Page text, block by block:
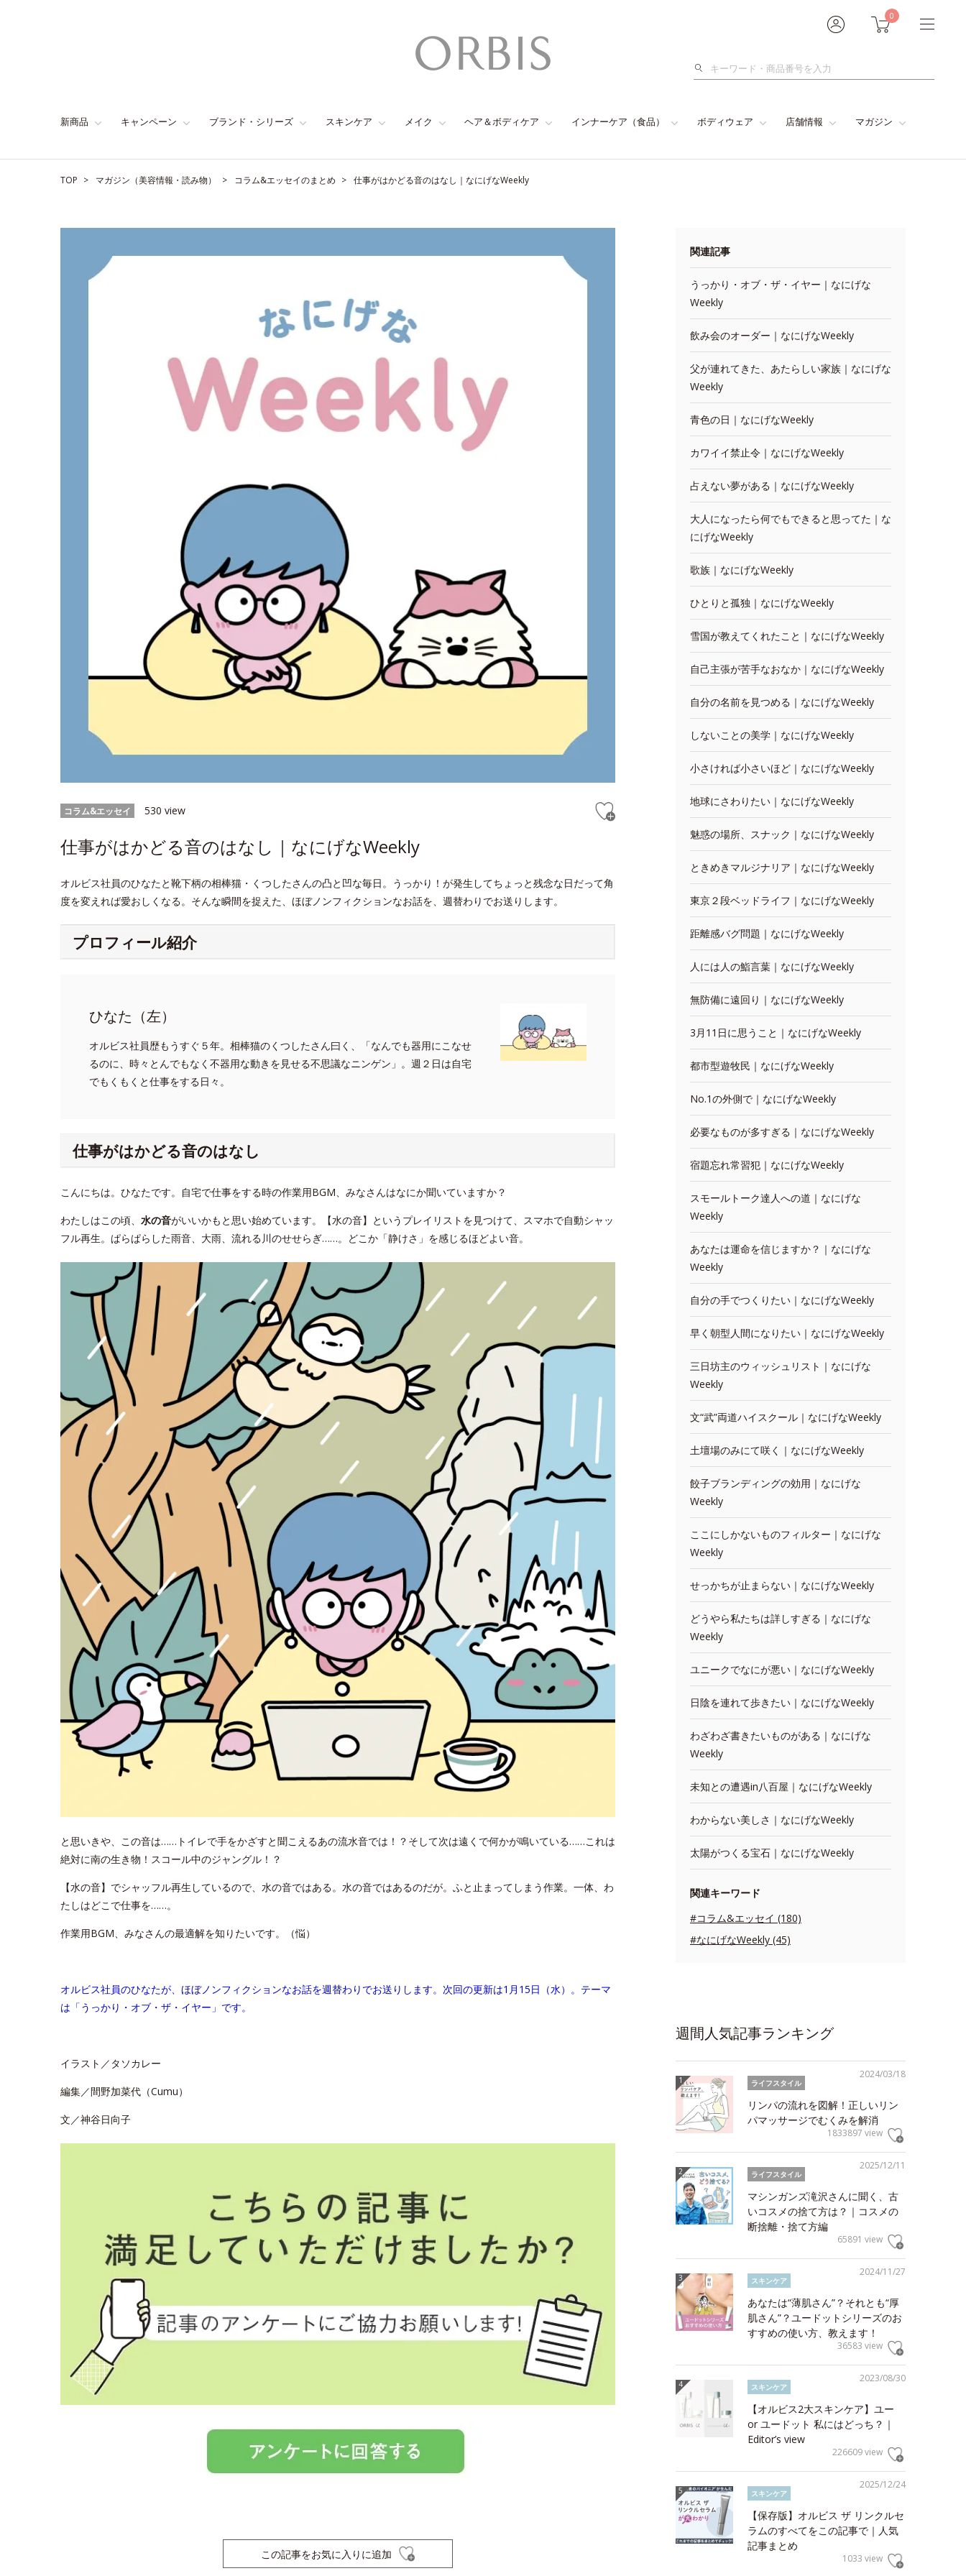
0
検
新商品 キャンペーン ブランド・シリーズ スキンケア メイク ヘア＆ボディケア インナーケア（食品） ボディウェア 店舗情報 マガジン
TOP マガジン（美容情報・読み物） コラム&エッセイのまとめ 仕事がはかどる音のはなし｜なにげなWeekly
コラム&エッセイ 530 view
仕事がはかどる音のはなし｜なにげなWeekly
オルビス社員のひなたと靴下柄の相棒猫・くつしたさんの凸と凹な毎日。うっかり！が発生してちょっと残念な日だって角
度を変えれば愛おしくなる。そんな瞬間を捉えた、ほぼノンフィクションなお話を、週替わりでお送りします。
プロフィール紹介
ひなた（左）
オルビス社員歴もうすぐ５年。相棒猫のくつしたさん曰く、「なんでも器用にこなせ
るのに、時々とんでもなく不器用な動きを見せる不思議なニンゲン」。週２日は自宅
でもくもくと仕事をする日々。
仕事がはかどる音のはなし
こんにちは。ひなたです。自宅で仕事をする時の作業用BGM、みなさんはなにか聞いていますか？
わたしはこの頃、 水の音がいいかもと思い始めています。【水の音】というプレイリストを見つけて、スマホで自動シャッ
フル再生。ぱらぱらした雨音、大雨、流れる川のせせらぎ……。どこか「静けさ」を感じるほどよい音。
と思いきや、この音は……トイレで手をかざすと聞こえるあの流水音では！？そして次は遠くで何かが鳴いている……これは
絶対に南の生き物！スコール中のジャングル！？
【水の音】でシャッフル再生しているので、水の音ではある。水の音ではあるのだが。ふと止まってしまう作業。一体、わ
たしはどこで仕事を……。
作業用BGM、みなさんの最適解を知りたいです。（悩）
オルビス社員のひなたが、ほぼノンフィクションなお話を週替わりでお送りします。次回の更新は1月15日（水）。テーマ
は「うっかり・オブ・ザ・イヤー」です。
イラスト／タソカレー
編集／間野加菜代（Cumu）
文／神谷日向子
この記事をお気に入りに追加
関連記事
うっかり・オブ・ザ・イヤー｜なにげな
Weekly
飲み会のオーダー｜なにげなWeekly
父が連れてきた、あたらしい家族｜なにげな
Weekly
青色の日｜なにげなWeekly
カワイイ禁止令｜なにげなWeekly
占えない夢がある｜なにげなWeekly
大人になったら何でもできると思ってた｜な
にげなWeekly
歌族｜なにげなWeekly
ひとりと孤独｜なにげなWeekly
雪国が教えてくれたこと｜なにげなWeekly
自己主張が苦手なおなか｜なにげなWeekly
自分の名前を見つめる｜なにげなWeekly
しないことの美学｜なにげなWeekly
小さければ小さいほど｜なにげなWeekly
地球にさわりたい｜なにげなWeekly
魅惑の場所、スナック｜なにげなWeekly
ときめきマルジナリア｜なにげなWeekly
東京２段ベッドライフ｜なにげなWeekly
距離感バグ問題｜なにげなWeekly
人には人の鮨言葉｜なにげなWeekly
無防備に遠回り｜なにげなWeekly
3月11日に思うこと｜なにげなWeekly
都市型遊牧民｜なにげなWeekly
No.1の外側で｜なにげなWeekly
必要なものが多すぎる｜なにげなWeekly
宿題忘れ常習犯｜なにげなWeekly
スモールトーク達人への道｜なにげな
Weekly
あなたは運命を信じますか？｜なにげな
Weekly
自分の手でつくりたい｜なにげなWeekly
早く朝型人間になりたい｜なにげなWeekly
三日坊主のウィッシュリスト｜なにげな
Weekly
文“武”両道ハイスクール｜なにげなWeekly
土壇場のみにて咲く｜なにげなWeekly
餃子ブランディングの効用｜なにげな
Weekly
ここにしかないものフィルター｜なにげな
Weekly
せっかちが止まらない｜なにげなWeekly
どうやら私たちは詳しすぎる｜なにげな
Weekly
ユニークでなにが悪い｜なにげなWeekly
日陰を連れて歩きたい｜なにげなWeekly
わざわざ書きたいものがある｜なにげな
Weekly
未知との遭遇in八百屋｜なにげなWeekly
わからない美しさ｜なにげなWeekly
太陽がつくる宝石｜なにげなWeekly
関連キーワード
#コラム&エッセイ (180)
#なにげなWeekly (45)
週間人気記事ランキング
2024/03/18
ライフスタイル
リンパの流れを図解！正しいリン
パマッサージでむくみを解消
1833897 view
2025/12/11
ライフスタイル
マシンガンズ滝沢さんに聞く、古
いコスメの捨て方は？｜コスメの
断捨離・捨て方編
65891 view
2024/11/27
スキンケア
あなたは“薄肌さん”？それとも“厚
肌さん”？ユードットシリーズのお
すすめの使い方、教えます！
36583 view
2023/08/30
スキンケア
【オルビス2大スキンケア】ユー
or ユードット 私にはどっち？｜
Editor’s view
226609 view
2025/12/24
スキンケア
【保存版】オルビス ザ リンクルセ
ラムのすべてをこの記事で｜人気
記事まとめ
1033 view